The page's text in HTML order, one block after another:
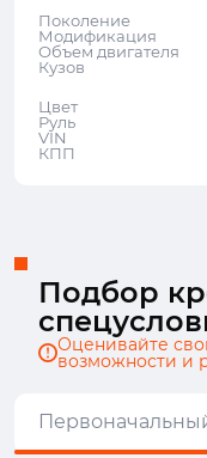
Поколение
Модификация
Объем двигателя
Кузов
Цвет
Руль
VIN
КПП
Подбор
Оценивайте
возможности и